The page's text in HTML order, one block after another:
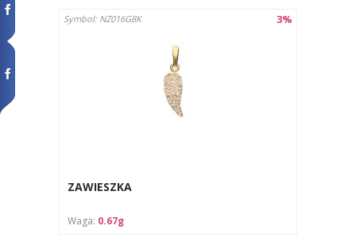
3%
Symbol: NZ016G8K
ZAWIESZKA
Waga: 0.67g